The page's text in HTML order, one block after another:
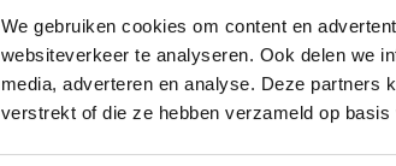
We gebruiken cookies om content en
websiteverkeer te analyseren. Ook delen we
media, adverteren en analyse. Deze partners
verstrekt of die ze hebben verzameld op